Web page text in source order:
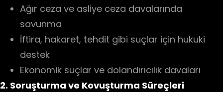
Ağır ceza ve asliye ceza davalarında
savunma
İftira, hakaret, tehdit gibi suçlar için hukuki
destek
Ekonomik suçlar ve dolandırıcılık davaları
2. Soruşturma ve Kovuşturma Süreçleri